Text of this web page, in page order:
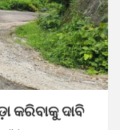
କରିବାକୁ ଦାବି